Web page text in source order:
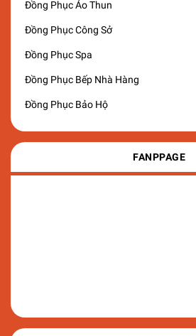
Đồng Phục Áo Thun
Đồng Phục Công Sở
Đồng Phục Spa
Đồng Phục Bếp Nhà Hàng
Đồng Phục Bảo Hộ
FANPPAGE